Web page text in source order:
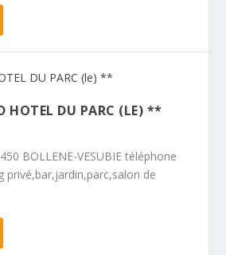
HOTEL DU PARC (LE) **
BOLLENE-VESUBIE téléphone
privé,bar,jardin,parc,salon de